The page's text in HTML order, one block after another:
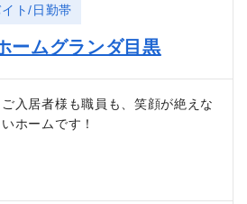
ト/日勤帯
ームグランダ目黒
ご入居者様も職員も、笑顔が絶えな
いホームです！